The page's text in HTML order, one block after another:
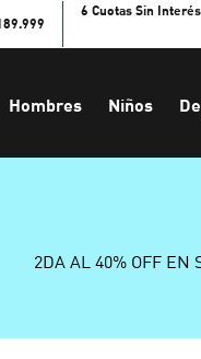
6 Cuotas Sin
Hombres Niños
2DA AL 40% OFF EN